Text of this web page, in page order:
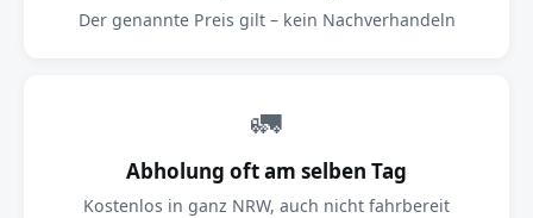
Der genannte Preis gilt – kein Nachverhandeln
🚛
Abholung oft am selben Tag
Kostenlos in ganz NRW, auch nicht fahrbereit